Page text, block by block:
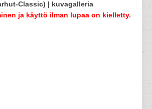
Classic) | kuvagalleria
ja käyttö ilman lupaa on kielletty.